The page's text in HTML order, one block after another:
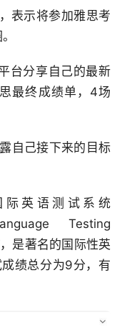
表示将参加雅思考
台分享自己的最新
最终成绩单，4场
自己接下来的目标
英语测试系统
Testing
是著名的国际性英
绩总分为9分，有